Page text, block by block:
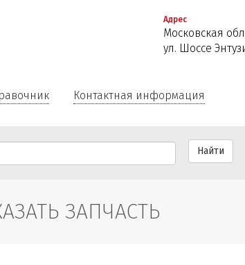
Адрес
Московская
ул. Шоссе
Контактная информация
Найти
ЗАПЧАСТЬ